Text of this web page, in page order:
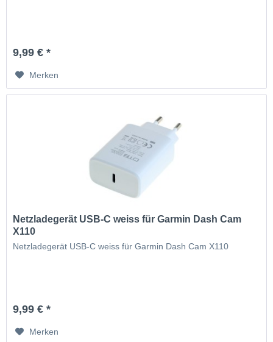
9,99 € *
Merken
Netzladegerät USB-C weiss für Garmin Dash Cam
X110
Netzladegerät USB-C weiss für Garmin Dash Cam X110
9,99 € *
Merken